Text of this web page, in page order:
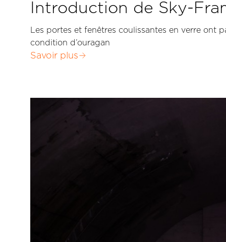
Introduction de Sky-
Les portes et fenêtres coulissantes en verre ont
condition d’ouragan
Savoir plus